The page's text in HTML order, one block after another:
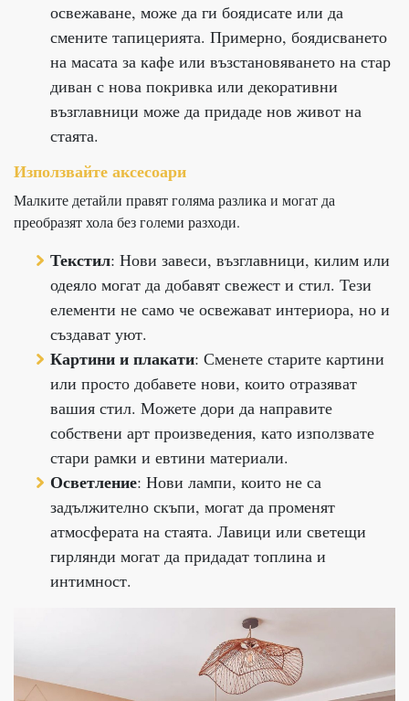
освежаване, може да ги боядисате или да
смените тапицерията. Примерно, боядисването
на масата за кафе или възстановяването на стар
диван с нова покривка или декоративни
възглавници може да придаде нов живот на
стаята.
Използвайте аксесоари
Малките детайли правят голяма разлика и могат да
преобразят хола без големи разходи.
Текстил: Нови завеси, възглавници, килим или
одеяло могат да добавят свежест и стил. Тези
елементи не само че освежават интериора, но и
създават уют.
Картини и плакати: Сменете старите картини
или просто добавете нови, които отразяват
вашия стил. Можете дори да направите
собствени арт произведения, като използвате
стари рамки и евтини материали.
Осветление: Нови лампи, които не са
задължително скъпи, могат да променят
атмосферата на стаята. Лавици или светещи
гирлянди могат да придадат топлина и
интимност.